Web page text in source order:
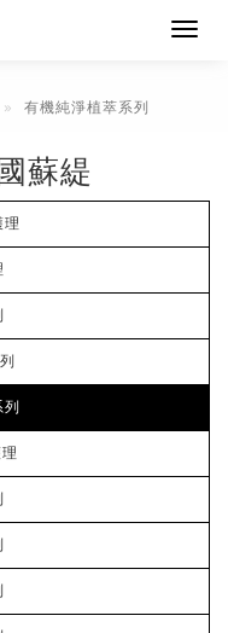
有機純淨植萃系列
蘇緹
理